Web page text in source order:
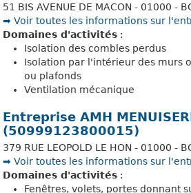
51 BIS AVENUE DE MACON - 01000 -
➡️ Voir toutes les informations sur
Domaines d'activités :
Isolation des combles perdus
Isolation par l'intérieur des murs
ou plafonds
Ventilation mécanique
Entreprise AMH
(50999123800015)
379 RUE LEOPOLD LE HON - 01000 -
➡️ Voir toutes les informations sur
Domaines d'activités :
Fenêtres, volets, portes donnant